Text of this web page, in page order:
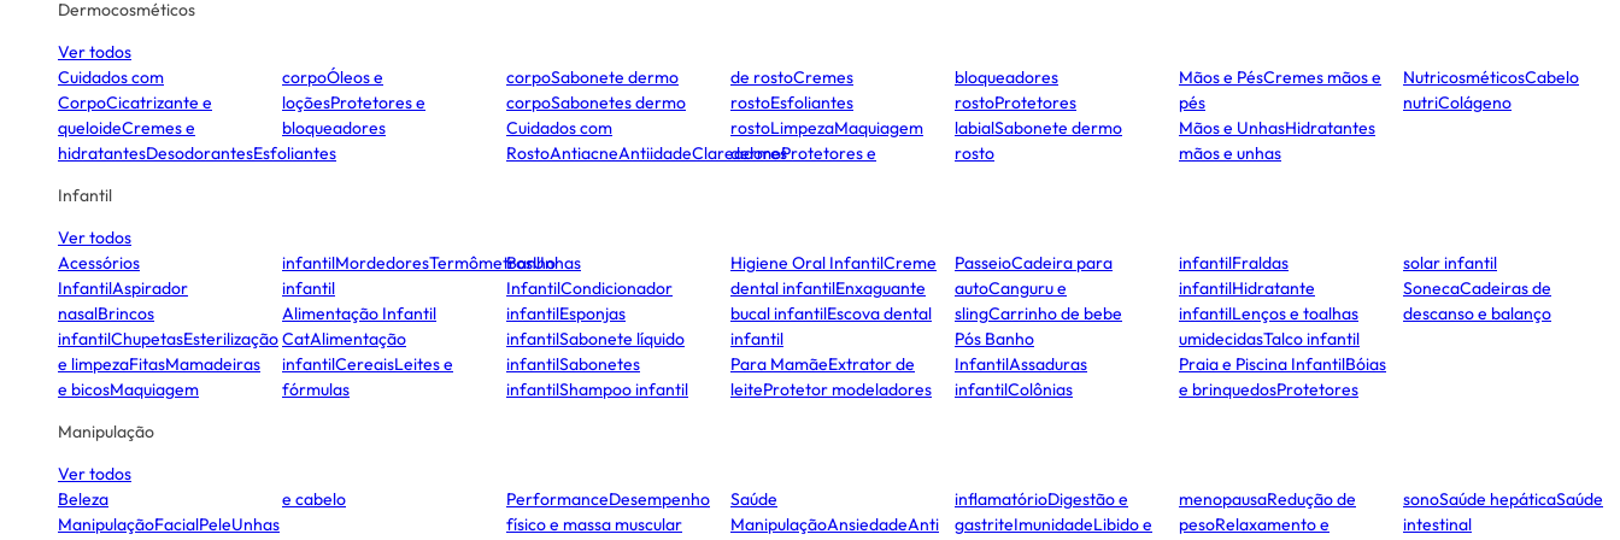
Dermocosméticos
Ver todos
Cuidados com
CorpoCicatrizante e
queloideCremes e
hidratantesDesodorantesEsfoliantes
corpoÓleos e
loçõesProtetores e
bloqueadores
corpoSabonete dermo
corpoSabonetes dermo
Cuidados com
RostoAntiacneAntiidadeClareadores
de rostoCremes
rostoEsfoliantes
rostoLimpezaMaquiagem
dermoProtetores e
bloqueadores
rostoProtetores
labialSabonete dermo
rosto
Mãos e PésCremes mãos e
pés
Mãos e UnhasHidratantes
mãos e unhas
NutricosméticosCabelo
nutriColágeno
Infantil
Ver todos
Acessórios
InfantilAspirador
nasalBrincos
infantilChupetasEsterilização
e limpezaFitasMamadeiras
e bicosMaquiagem
infantilMordedoresTermômetrosUnhas
infantil
Alimentação Infantil
CatAlimentação
infantilCereaisLeites e
fórmulas
Banho
InfantilCondicionador
infantilEsponjas
infantilSabonete líquido
infantilSabonetes
infantilShampoo infantil
Higiene Oral InfantilCreme
dental infantilEnxaguante
bucal infantilEscova dental
infantil
Para MamãeExtrator de
leiteProtetor modeladores
PasseioCadeira para
autoCanguru e
slingCarrinho de bebe
Pós Banho
InfantilAssaduras
infantilColônias
infantilFraldas
infantilHidratante
infantilLenços e toalhas
umidecidasTalco infantil
Praia e Piscina InfantilBóias
e brinquedosProtetores
solar infantil
SonecaCadeiras de
descanso e balanço
Manipulação
Ver todos
Beleza
ManipulaçãoFacialPeleUnhas
e cabelo PerformanceDesempenho
físico e massa muscular
Saúde
ManipulaçãoAnsiedadeAnti
inflamatórioDigestão e
gastriteImunidadeLibido e
menopausaRedução de
pesoRelaxamento e
sonoSaúde hepáticaSaúde
intestinal